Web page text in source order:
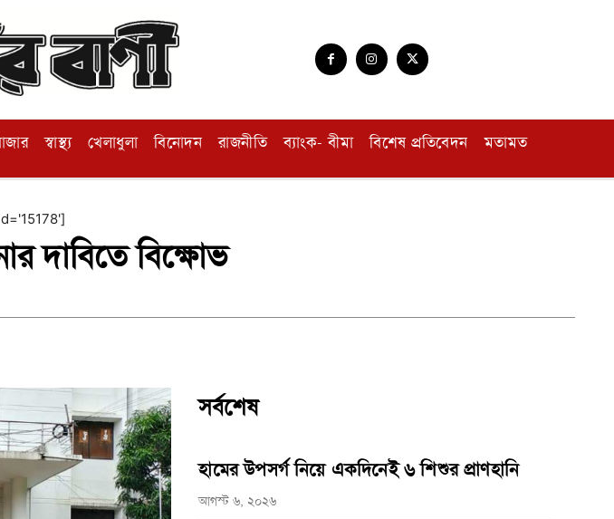
স্বাস্থ্য খেলাধুলা বিনোদন রাজনীতি ব্যাংক- বীমা বিশেষ প্রতিবেদন মতামত
দাবিতে বিক্ষোভ
সর্বশেষ
হামের উপসর্গ নিয়ে একদিনেই ৬ শিশুর প্রাণহানি
আগস্ট ৬, ২০২৬